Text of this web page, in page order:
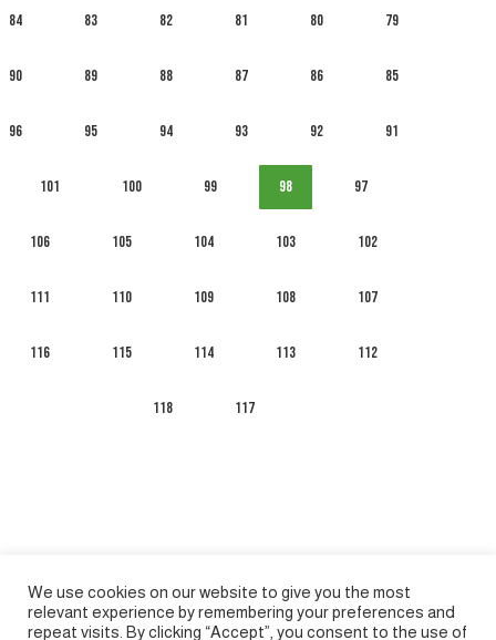
79
80
81
82
83
84
85
86
87
88
89
90
91
92
93
94
95
96
97
98
99
100
101
102
103
104
105
106
107
108
109
110
111
112
113
114
115
116
117
118
We use cookies on our website to give you the most
relevant experience by remembering your preferences and
repeat visits. By clicking “Accept”, you consent to the use of